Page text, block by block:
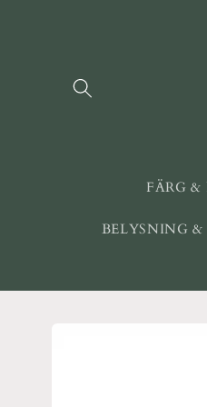
FÄRG
BELYSNING &